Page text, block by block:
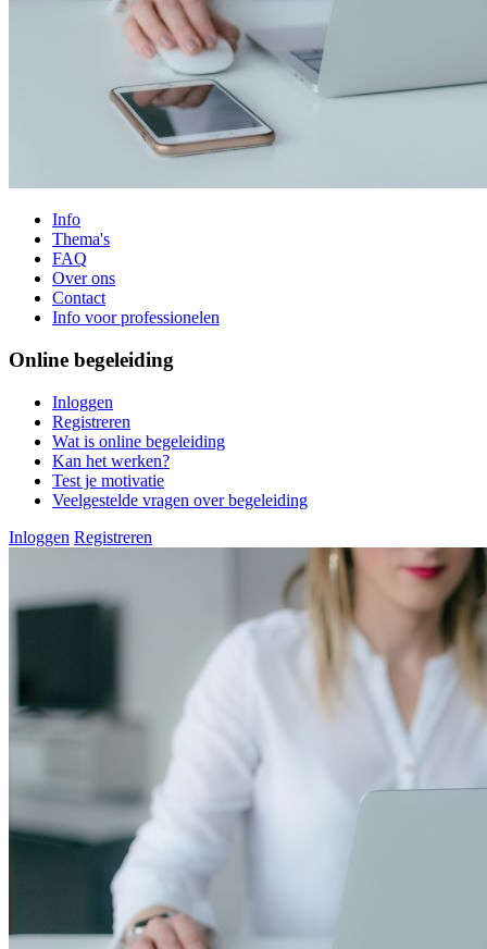
Info
Thema's
FAQ
Over ons
Contact
Info voor professionelen
Online begeleiding
Inloggen
Registreren
Wat is online begeleiding
Kan het werken?
Test je motivatie
Veelgestelde vragen over begeleiding
Inloggen Registreren